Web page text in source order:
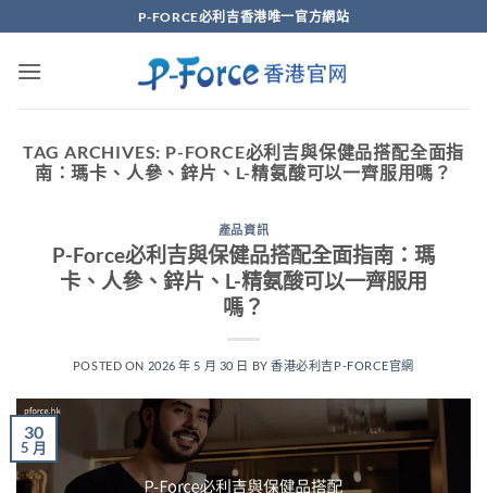
to
content
P-FORCE必利吉香港唯一官方網站
TAG ARCHIVES: P-FORCE必利吉與保健品搭配全面指
南：瑪卡、人參、鋅片、L-精氨酸可以一齊服用嗎？
產品資訊
P-Force必利吉與保健品搭配全面指南：瑪
卡、人參、鋅片、L-精氨酸可以一齊服用
嗎？
POSTED ON 2026 年 5 月 30 日 BY香港必利吉P-FORCE官網
30
5 月